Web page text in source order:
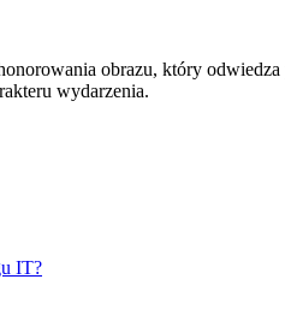
obrazu, który
wydarzenia.
IT?